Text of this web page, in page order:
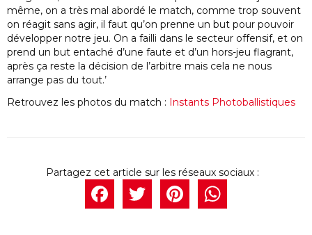
même, on a très mal abordé le match, comme trop souvent
on réagit sans agir, il faut qu’on prenne un but pour pouvoir
développer notre jeu. On a failli dans le secteur offensif, et on
prend un but entaché d’une faute et d’un hors-jeu flagrant,
après ça reste la décision de l’arbitre mais cela ne nous
arrange pas du tout.’
Retrouvez les photos du match : Instants Photoballistiques
Facebook
Twitter